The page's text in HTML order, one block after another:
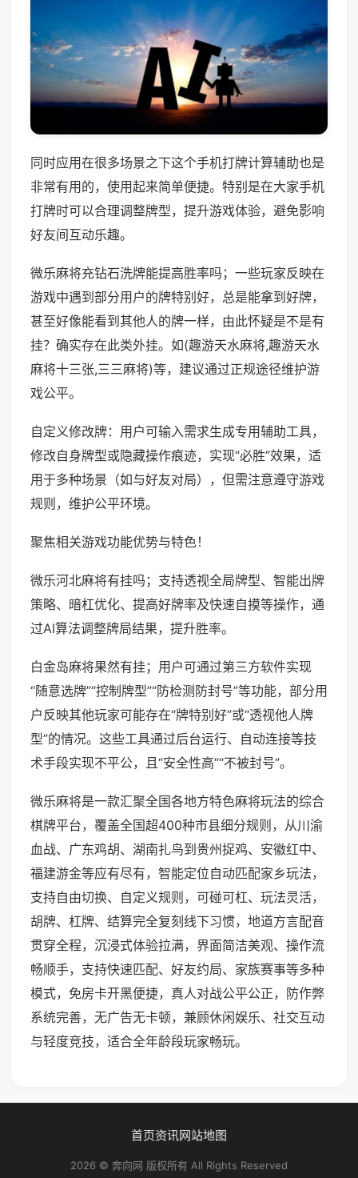
同时应用在很多场景之下这个手机打牌计算辅助也是
非常有用的，使用起来简单便捷。特别是在大家手机
打牌时可以合理调整牌型，提升游戏体验，避免影响
好友间互动乐趣。
微乐麻将充钻石洗牌能提高胜率吗；一些玩家反映在
游戏中遇到部分用户的牌特别好，总是能拿到好牌，
甚至好像能看到其他人的牌一样，由此怀疑是不是有
挂？确实存在此类外挂。如(趣游天水麻将,趣游天水
麻将十三张,三三麻将)等，建议通过正规途径维护游
戏公平。
自定义修改牌：用户可输入需求生成专用辅助工具，
修改自身牌型或隐藏操作痕迹，实现“必胜”效果，适
用于多种场景（如与好友对局），但需注意遵守游戏
规则，维护公平环境。
聚焦相关游戏功能优势与特色！
微乐河北麻将有挂吗；支持透视全局牌型、智能出牌
策略、暗杠优化、提高好牌率及快速自摸等操作，通
过AI算法调整牌局结果，提升胜率。
白金岛麻将果然有挂；用户可通过第三方软件实现
“随意选牌”“控制牌型”“防检测防封号”等功能，部分用
户反映其他玩家可能存在“牌特别好”或“透视他人牌
型”的情况。这些工具通过后台运行、自动连接等技
术手段实现不平公，且“安全性高”“不被封号”。
微乐麻将是一款汇聚全国各地方特色麻将玩法的综合
棋牌平台，覆盖全国超400种市县细分规则，从川渝
血战、广东鸡胡、湖南扎鸟到贵州捉鸡、安徽红中、
福建游金等应有尽有，智能定位自动匹配家乡玩法，
支持自由切换、自定义规则，可碰可杠、玩法灵活，
胡牌、杠牌、结算完全复刻线下习惯，地道方言配音
贯穿全程，沉浸式体验拉满，界面简洁美观、操作流
畅顺手，支持快速匹配、好友约局、家族赛事等多种
模式，免房卡开黑便捷，真人对战公平公正，防作弊
系统完善，无广告无卡顿，兼顾休闲娱乐、社交互动
与轻度竞技，适合全年龄段玩家畅玩。
首页资讯网站地图
2026 © 奔向网 版权所有 All Rights Reserved